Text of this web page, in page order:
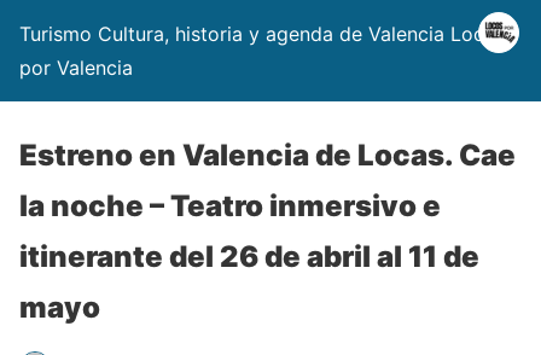
Turismo Cultura, historia y agenda de Valencia Locos
por Valencia
Estreno en Valencia de Locas. Cae
la noche – Teatro inmersivo e
itinerante del 26 de abril al 11 de
mayo